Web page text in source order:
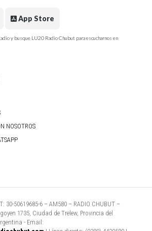
App Store
y busque LU20 Radio Chubut para escucharnos en
NOSOTROS
30-50619685-6 – AM580 – RADIO CHUBUT –
1735, Ciudad de Trelew, Provincia del
- Email: